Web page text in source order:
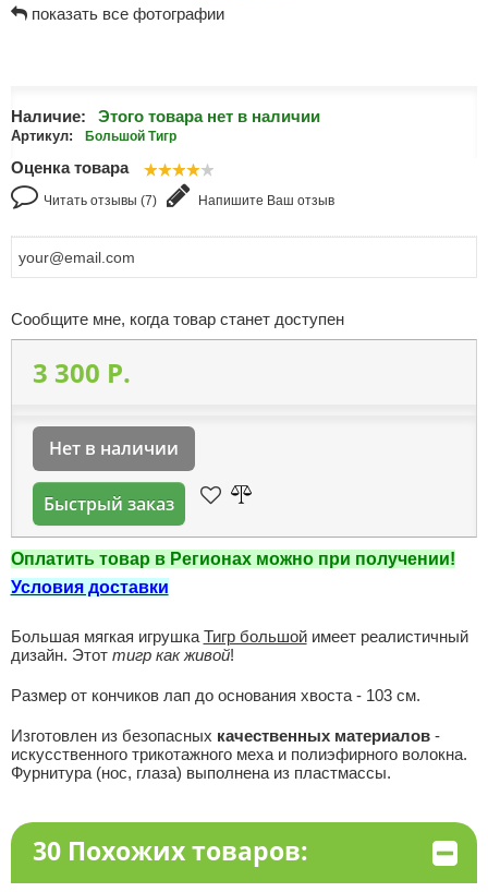
показать все фотографии
Наличие: Этого товара нет в наличии
Артикул: Большой Тигр
Оценка товара
Читать отзывы (7) Напишите Ваш отзыв
Сообщите мне, когда товар станет доступен
3 300 P.
Нет в наличии
Быстрый заказ
Оплатить товар в Регионах можно при получении!
Условия доставки
Большая мягкая игрушка Тигр большойимеет реалистичный
дизайн. Этот тигр как живой!
Размер от кончиков лап до основания хвоста - 103 см.
Изготовлен из безопасных качественных материалов-
искусственного трикотажного меха и полиэфирного волокна.
Фурнитура (нос, глаза) выполнена из пластмассы.
30 Похожих товаров: